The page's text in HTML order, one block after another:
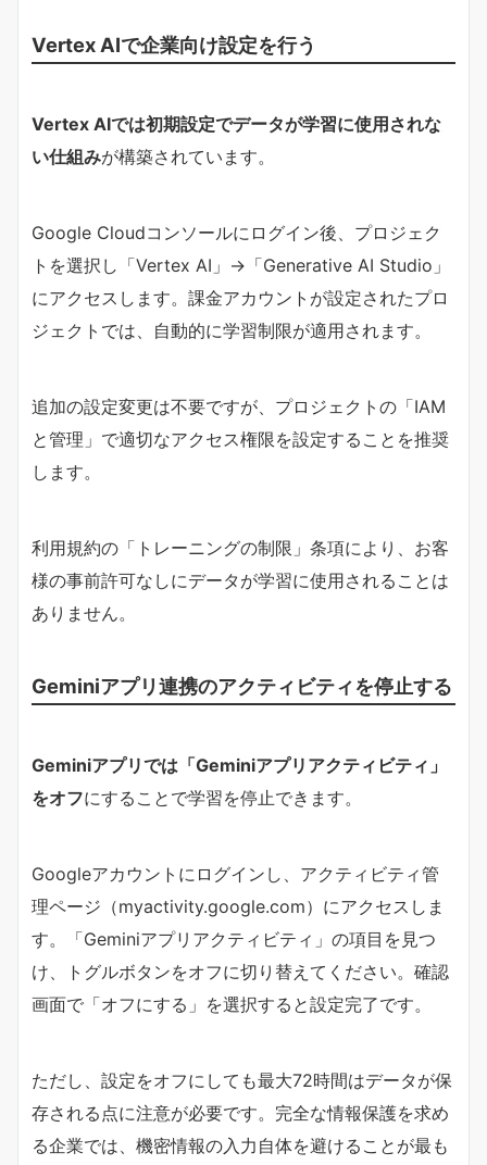
Vertex AIで企業向け設定を行う
Vertex AIでは初期設定でデータが学習に使用されな
い仕組みが構築されています。
Google Cloudコンソールにログイン後、プロジェク
トを選択し「Vertex AI」→「Generative AI Studio」
にアクセスします。課金アカウントが設定されたプロ
ジェクトでは、自動的に学習制限が適用されます。
追加の設定変更は不要ですが、プロジェクトの「IAM
と管理」で適切なアクセス権限を設定することを推奨
します。
利用規約の「トレーニングの制限」条項により、お客
様の事前許可なしにデータが学習に使用されることは
ありません。
Geminiアプリ連携のアクティビティを停止する
Geminiアプリでは「Geminiアプリアクティビティ」
をオフにすることで学習を停止できます。
Googleアカウントにログインし、アクティビティ管
理ページ（myactivity.google.com）にアクセスしま
す。「Geminiアプリアクティビティ」の項目を見つ
け、トグルボタンをオフに切り替えてください。確認
画面で「オフにする」を選択すると設定完了です。
ただし、設定をオフにしても最大72時間はデータが保
存される点に注意が必要です。完全な情報保護を求め
る企業では、機密情報の入力自体を避けることが最も